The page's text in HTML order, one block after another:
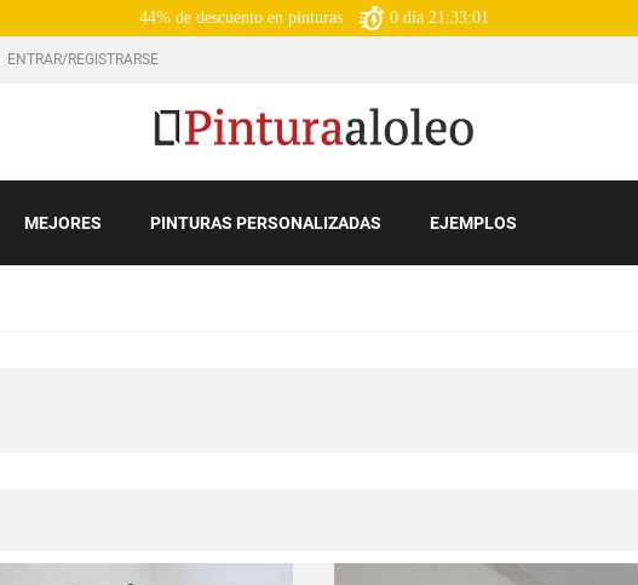
44% de descuento en pinturas 0 día 21:33:00
ENTRAR/REGISTRARSE
MEJORES PINTURAS PERSONALIZADAS EJEMPLOS